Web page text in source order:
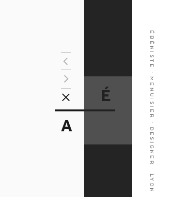
ÉBÉNISTE · MENUISIER · DESIGNER · LYON
A
A
É